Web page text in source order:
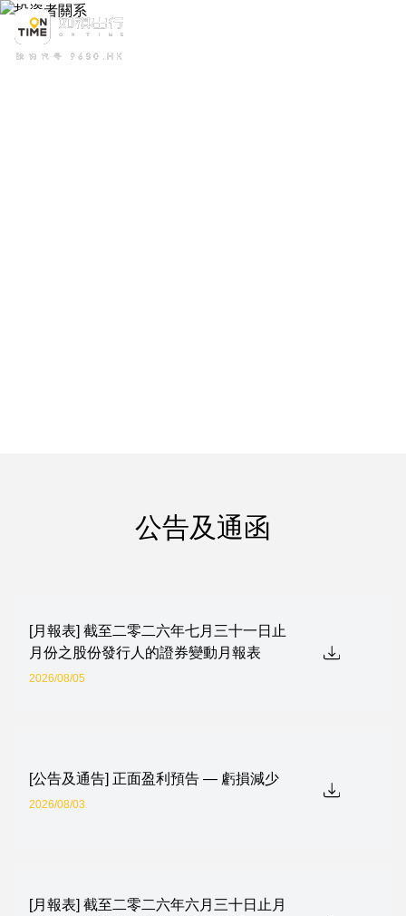
公告及通函
[月報表] 截至二零二六年七月三十一日止
月份之股份發行人的證券變動月報表
2026/08/05
[公告及通告] 正面盈利預告 — 虧損減少
2026/08/03
[月報表] 截至二零二六年六月三十日止月